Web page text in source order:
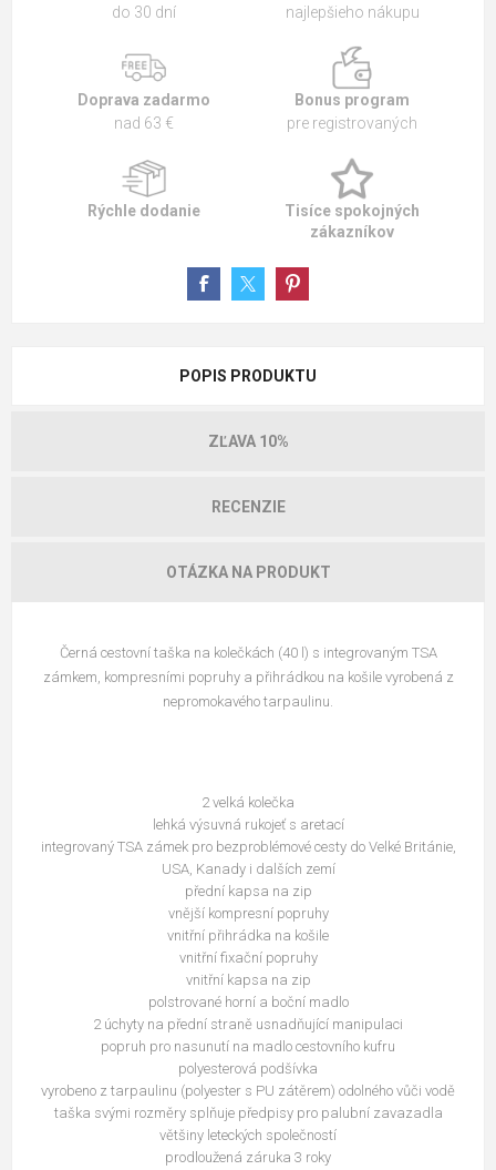
do 30 dní
najlepšieho nákupu
Doprava zadarmo
nad 63 €
Bonus program
pre registrovaných
Rýchle dodanie
Tisíce spokojných
zákazníkov
POPIS PRODUKTU
ZĽAVA 10%
RECENZIE
OTÁZKA NA PRODUKT
Černá cestovní taška na kolečkách (40 l) s integrovaným TSA
zámkem, kompresními popruhy a přihrádkou na košile vyrobená z
nepromokavého tarpaulinu.
2 velká kolečka
lehká výsuvná rukojeť s aretací
integrovaný TSA zámek pro bezproblémové cesty do Velké Británie,
USA, Kanady i dalších zemí
přední kapsa na zip
vnější kompresní popruhy
vnitřní přihrádka na košile
vnitřní fixační popruhy
vnitřní kapsa na zip
polstrované horní a boční madlo
2 úchyty na přední straně usnadňující manipulaci
popruh pro nasunutí na madlo cestovního kufru
polyesterová podšívka
vyrobeno z tarpaulinu (polyester s PU zátěrem) odolného vůči vodě
taška svými rozměry splňuje předpisy pro palubní zavazadla
většiny leteckých společností
prodloužená záruka 3 roky